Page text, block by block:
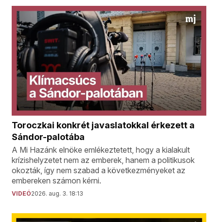
Toroczkai konkrét javaslatokkal érkezett a
Sándor-palotába
A Mi Hazánk elnöke emlékeztetett, hogy a kialakult
krízishelyzetet nem az emberek, hanem a politikusok
okozták, így nem szabad a következményeket az
embereken számon kérni.
VIDEÓ2026. aug. 3. 18:13